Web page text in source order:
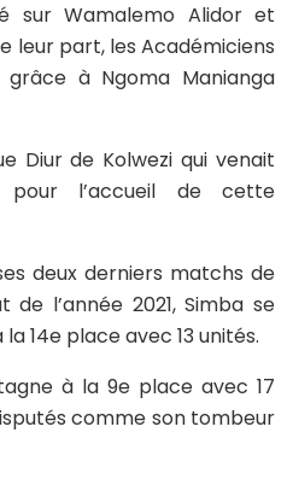
sur Wamalemo Alidor et
leur part, les Académiciens
à Ngoma Manianga
Diur de Kolwezi qui venait
l’accueil de cette
deux derniers matchs de
l’année 2021, Simba se
14e place avec 13 unités.
à la 9e place avec 17
comme son tombeur